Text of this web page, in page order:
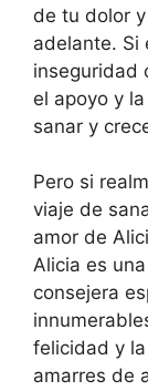
de tu dolor
adelante. Si
inseguridad
el apoyo y
sanar y
Pero si
viaje de
amor de
Alicia es
consejera
felicidad y
amarres de